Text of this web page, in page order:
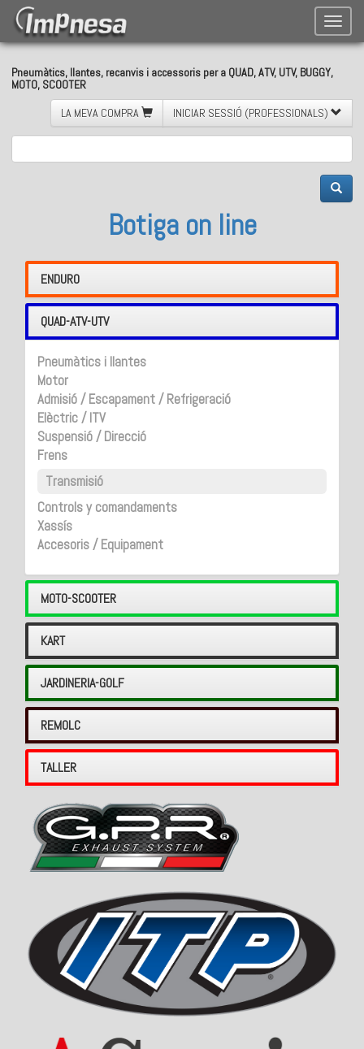
Toggle
Pneumàtics, llantes, recanvis i accessoris per a QUAD, ATV, UTV, BUGGY,
MOTO, SCOOTER
LA MEVA COMPRA
INICIAR SESSIÓ (PROFESSIONALS)
Botiga on line
ENDURO
QUAD-ATV-UTV
Pneumàtics i llantes
Motor
Admisió / Escapament / Refrigeració
Elèctric / ITV
Suspensió / Direcció
Frens
Transmisió
Controls y comandaments
Xassís
Accesoris / Equipament
MOTO-SCOOTER
KART
JARDINERIA-GOLF
REMOLC
TALLER